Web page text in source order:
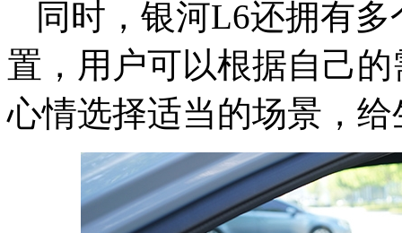
同时，银河L6还拥有
置，用户可以根据自己
心情选择适当的场景，